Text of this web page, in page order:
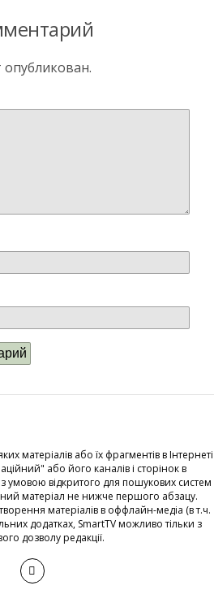
матеріалів або їх фрагментів в Інтернеті
або його каналів і сторінок в
відкритого для пошукових систем
матеріал не нижче першого абзацу.
матеріалів в оффлайн-медіа (в т.ч.
додатках, SmartTV можливо тільки з
дозволу редакції.